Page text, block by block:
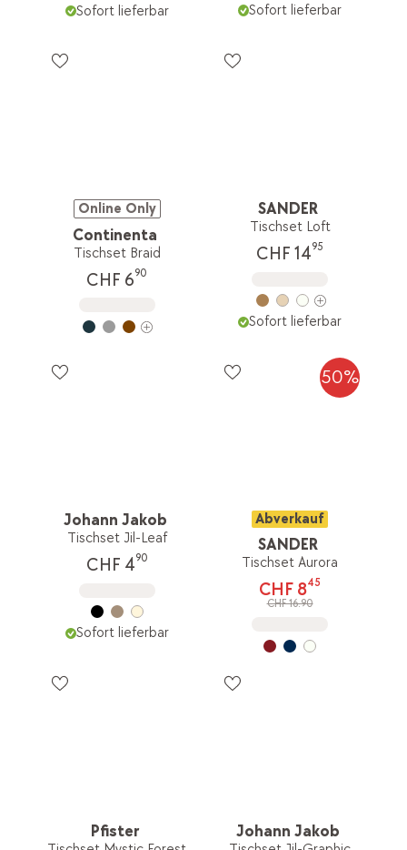
Sofort lieferbar Sofort lieferbar
Online Only
Continenta
Tischset Braid
CHF 690
SANDER
Tischset Loft
CHF 1495
Sofort lieferbar
Johann Jakob
Tischset Jil-Leaf
CHF 490
Sofort lieferbar
50%
Abverkauf
SANDER
Tischset Aurora
CHF 845
CHF 16.90
Pfister Johann Jakob